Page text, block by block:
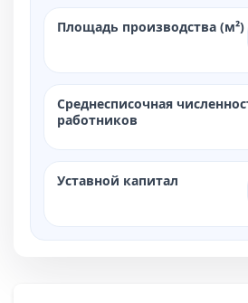
Площадь производства (м²)
Среднесписочная
работников
Уставной капитал